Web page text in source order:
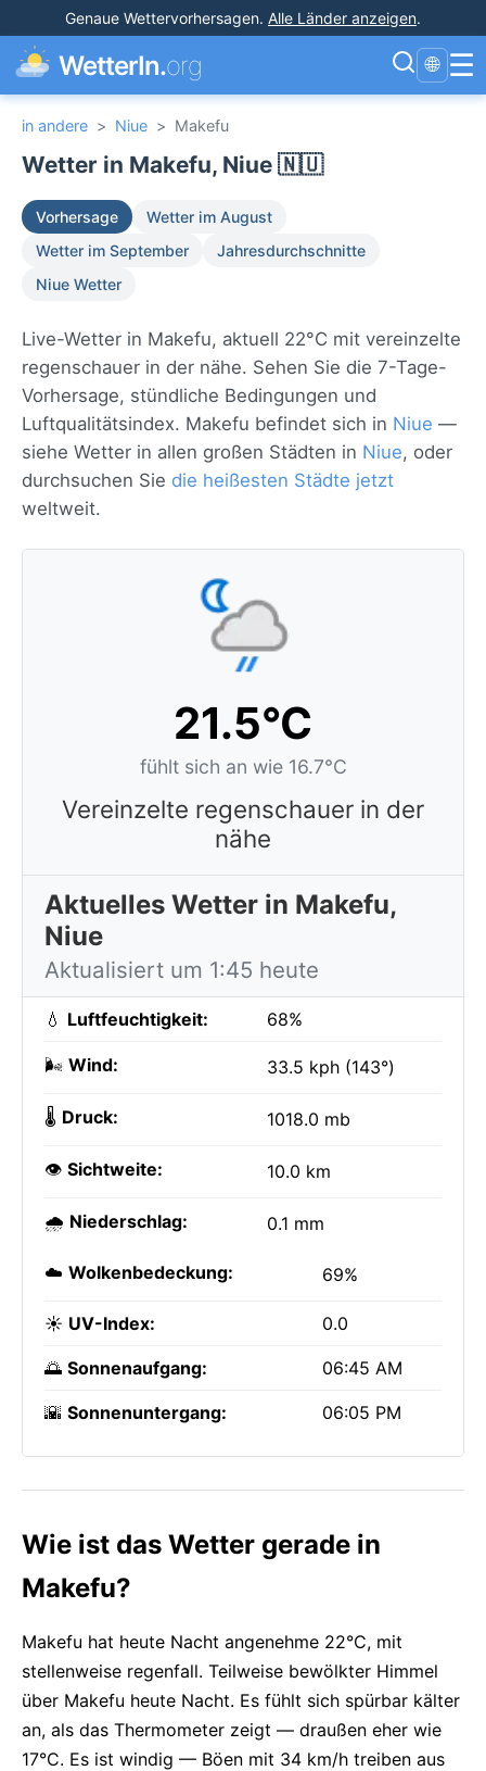
Genaue Wettervorhersagen. Alle Länder anzeigen.
WetterIn.org 🌐 ☰
in andere > Niue > Makefu
Wetter in Makefu, Niue 🇳🇺
Vorhersage
Wetter im August
Wetter im September
Jahresdurchschnitte
Niue Wetter
Live-Wetter in Makefu, aktuell 22°C mit vereinzelte
regenschauer in der nähe. Sehen Sie die 7-Tage-
Vorhersage, stündliche Bedingungen und
Luftqualitätsindex. Makefu befindet sich in Niue —
siehe Wetter in allen großen Städten in Niue, oder
durchsuchen Sie die heißesten Städte jetzt
weltweit.
21.5°C
fühlt sich an wie 16.7°C
Vereinzelte regenschauer in der
nähe
Aktuelles Wetter in Makefu,
Niue
Aktualisiert um 1:45 heute
💧 Luftfeuchtigkeit: 68%
🌬️ Wind: 33.5 kph (143°)
🌡️ Druck: 1018.0 mb
👁️ Sichtweite: 10.0 km
🌧️ Niederschlag: 0.1 mm
☁️ Wolkenbedeckung: 69%
☀️ UV-Index: 0.0
🌅 Sonnenaufgang: 06:45 AM
🌇 Sonnenuntergang: 06:05 PM
Wie ist das Wetter gerade in
Makefu?
Makefu hat heute Nacht angenehme 22°C, mit
stellenweise regenfall. Teilweise bewölkter Himmel
über Makefu heute Nacht. Es fühlt sich spürbar kälter
an, als das Thermometer zeigt — draußen eher wie
17°C. Es ist windig — Böen mit 34 km/h treiben aus